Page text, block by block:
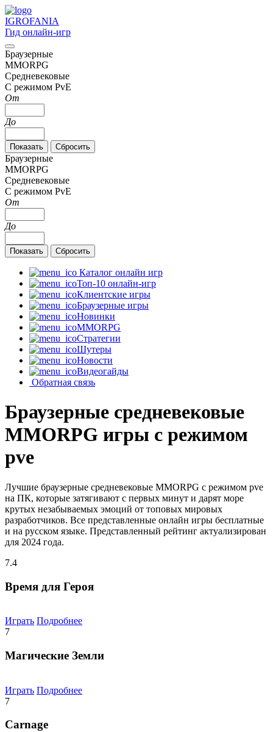
IGROFANIA
Гид онлайн-игр
Браузерные
MMORPG
Средневековые
С режимом PvE
От
До
Браузерные
MMORPG
Средневековые
С режимом PvE
От
До
Каталог онлайн игр
Топ-10 онлайн-игр
Клиентские игры
Браузерные игры
Новинки
MMORPG
Стратегии
Шутеры
Новости
Видеогайды
Обратная связь
Браузерные средневековые
MMORPG игры с режимом
pve
Лучшие браузерные средневековые MMORPG с режимом pve
на ПК, которые затягивают с первых минут и дарят море
крутых незабываемых эмоций от топовых мировых
разработчиков. Все представленные онлайн игры бесплатные
и на русском языке. Представленный рейтинг актуализирован
для 2024 года.
7.4
Время для Героя
Играть Подробнее
7
Магические Земли
Играть Подробнее
7
Carnage